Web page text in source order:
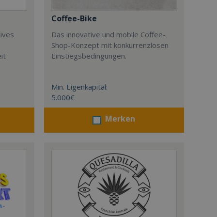
Coffee-Bike
Das innovative und mobile Coffee-
Shop-Konzept mit konkurrenzlosen
Einstiegsbedingungen.
Min. Eigenkapital:
5.000€
Merken